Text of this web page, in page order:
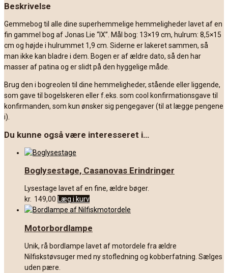
Beskrivelse
Gemmebog til alle dine superhemmelige hemmeligheder lavet af en
fin gammel bog af Jonas Lie “IX”. Mål bog: 13×19 cm, hulrum: 8,5×15
cm og højde i hulrummet 1,9 cm. Siderne er lakeret sammen, så
man ikke kan bladre i dem. Bogen er af ældre dato, så den har
masser af patina og er slidt på den hyggelige måde.
Brug den i bogreolen til dine hemmeligheder, stående eller liggende,
som gave til bogelskeren eller f.eks. som cool konfirmationsgave til
konfirmanden, som kun ønsker sig pengegaver (til at lægge pengene
i).
Du kunne også være interesseret i…
Boglysestage, Casanovas Erindringer
Lysestage lavet af en fine, ældre bøger.
kr. 149,00 Læg i kurv
Motorbordlampe
Unik, rå bordlampe lavet af motordele fra ældre
Nilfiskstøvsuger med ny stofledning og kobberfatning. Sælges
uden pære.